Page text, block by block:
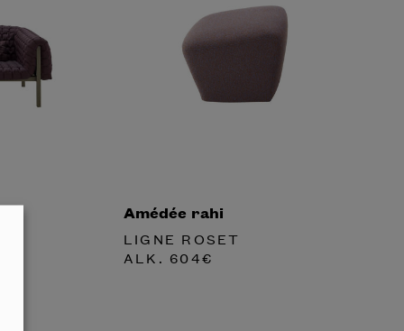
Amédée rahi
LIGNE ROSET
ALK. 604€